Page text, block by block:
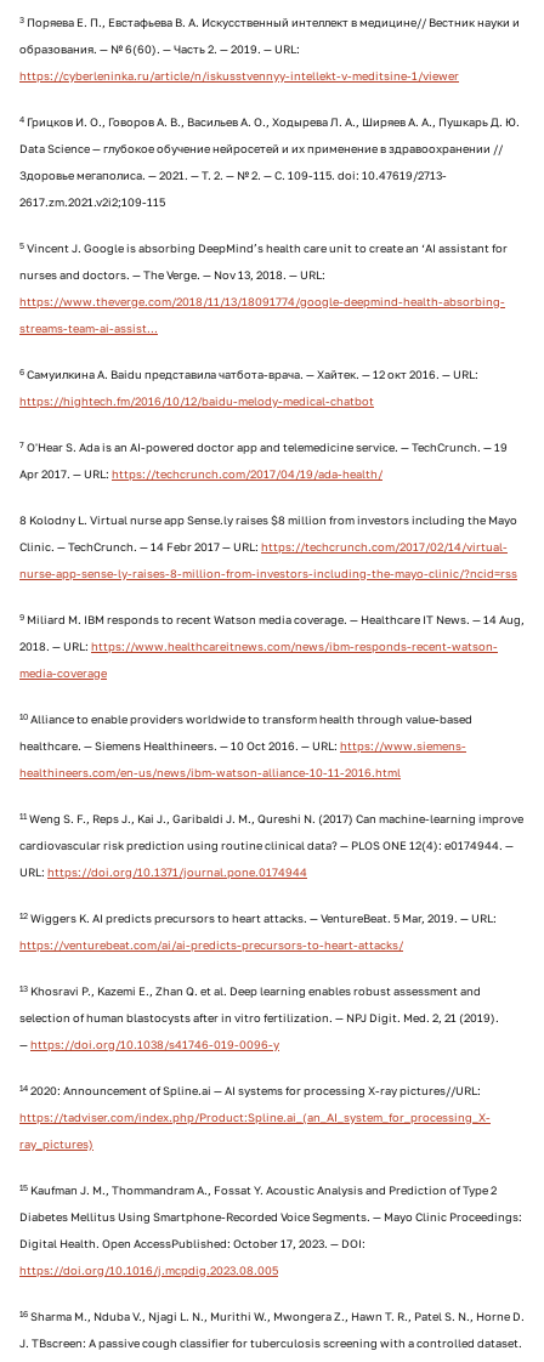
3 Поряева Е. П., Евстафьева В. А. Искусственный интеллект в медицине// Вестник науки и
образования. — № 6(60). — Часть 2. — 2019. — URL:
https://cyberleninka.ru/article/n/iskusstvennyy-intellekt-v-meditsine-1/viewer
4 Грицков И. О., Говоров А. В., Васильев А. О., Ходырева Л. А., Ширяев А. А., Пушкарь Д. Ю.
Data Science — глубокое обучение нейросетей и их применение в здравоохранении //
Здоровье мегаполиса. — 2021. — Т. 2. — № 2. — С. 109-115. dоi: 10.47619/2713-
2617.zm.2021.v2i2;109-115
5 Vincent J. Google is absorbing DeepMind’s health care unit to create an ‘AI assistant for
nurses and doctors. — The Verge. — Nov 13, 2018. — URL:
https://www.theverge.com/2018/11/13/18091774/google-deepmind-health-absorbing-
streams-team-ai-assist...
6 Самуилкина А. Baidu представила чатбота-врача. — Хайтек. — 12 окт 2016. — URL:
https://hightech.fm/2016/10/12/baidu-melody-medical-chatbot
7 O'Hear S. Ada is an AI-powered doctor app and telemedicine service. — TechCrunch. — 19
Apr 2017. — URL: https://techcrunch.com/2017/04/19/ada-health/
8 Kolodny L. Virtual nurse app Sense.ly raises $8 million from investors including the Mayo
Clinic. — TechCrunch. — 14 Febr 2017 — URL: https://techcrunch.com/2017/02/14/virtual-
nurse-app-sense-ly-raises-8-million-from-investors-including-the-mayo-clinic/?ncid=rss
9 Miliard M. IBM responds to recent Watson media coverage. — Healthcare IT News. — 14 Aug,
2018. — URL: https://www.healthcareitnews.com/news/ibm-responds-recent-watson-
media-coverage
10 Alliance to enable providers worldwide to transform health through value-based
healthcare. — Siemens Healthineers. — 10 Oct 2016. — URL: https://www.siemens-
healthineers.com/en-us/news/ibm-watson-alliance-10-11-2016.html
11 Weng S. F., Reps J., Kai J., Garibaldi J. M., Qureshi N. (2017) Can machine-learning improve
cardiovascular risk prediction using routine clinical data? — PLOS ONE 12(4): e0174944. —
URL: https://doi.org/10.1371/journal.pone.0174944
12 Wiggers K. AI predicts precursors to heart attacks. — VentureBeat. 5 Mar, 2019. — URL:
https://venturebeat.com/ai/ai-predicts-precursors-to-heart-attacks/
13 Khosravi P., Kazemi E., Zhan Q. et al. Deep learning enables robust assessment and
selection of human blastocysts after in vitro fertilization. — NPJ Digit. Med. 2, 21 (2019).
—https://doi.org/10.1038/s41746-019-0096-y
14 2020: Announcement of Spline.ai — AI systems for processing X-ray pictures//URL:
https://tadviser.com/index.php/Product:Spline.ai_(an_AI_system_for_processing_X-
ray_pictures)
15 Kaufman J. M., Thommandram A., Fossat Y. Acoustic Analysis and Prediction of Type 2
Diabetes Mellitus Using Smartphone-Recorded Voice Segments. — Mayo Clinic Proceedings:
Digital Health. Open AccessPublished: October 17, 2023. — DOI:
https://doi.org/10.1016/j.mcpdig.2023.08.005
16 Sharma M., Nduba V., Njagi L. N., Murithi W., Mwongera Z., Hawn T. R., Patel S. N., Horne D.
J. TBscreen: A passive cough classifier for tuberculosis screening with a controlled dataset.